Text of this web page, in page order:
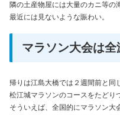
隣の土産物屋には大量のカニ等の
最近には見ないような賑わい。
マラソン大会は全
帰りは江島大橋では２週間前と同
松江城マラソンのコースをたどり
そういえば、全国的にマラソン大